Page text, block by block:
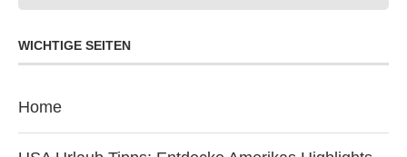
WICHTIGE SEITEN
Home